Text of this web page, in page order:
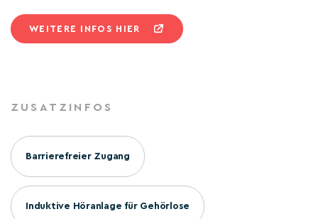
WEITERE INFOS HIER
ZUSATZINFOS
Barrierefreier Zugang
Induktive Höranlage für Gehörlose